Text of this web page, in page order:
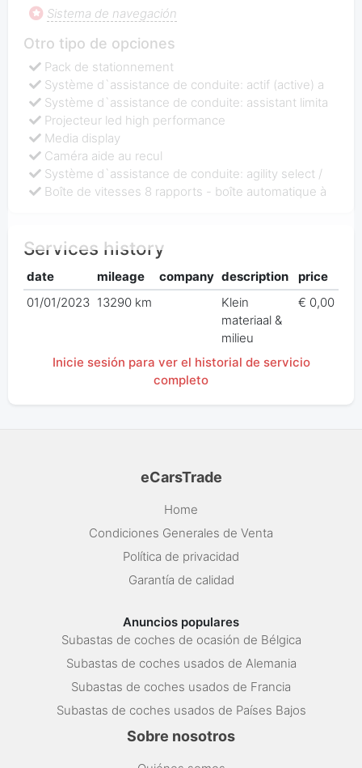
Sistema de navegación
Otro tipo de opciones
Pack de stationnement
Système d`assistance de conduite: actif (active) a
Système d`assistance de conduite: assistant limita
Projecteur led high performance
Media display
Caméra aide au recul
Système d`assistance de conduite: agility select /
Boîte de vitesses 8 rapports - boîte automatique à
Services history
date mileage company description
price
01/01/2023 13290 km
Klein
materiaal &
milieu
€ 0,00
Inicie sesión para ver el historial de servicio
completo
eCarsTrade
Home
Condiciones Generales de Venta
Política de privacidad
Garantía de calidad
Anuncios populares
Subastas de coches de ocasión de Bélgica
Subastas de coches usados de Alemania
Subastas de coches usados de Francia
Subastas de coches usados de Países Bajos
Sobre nosotros